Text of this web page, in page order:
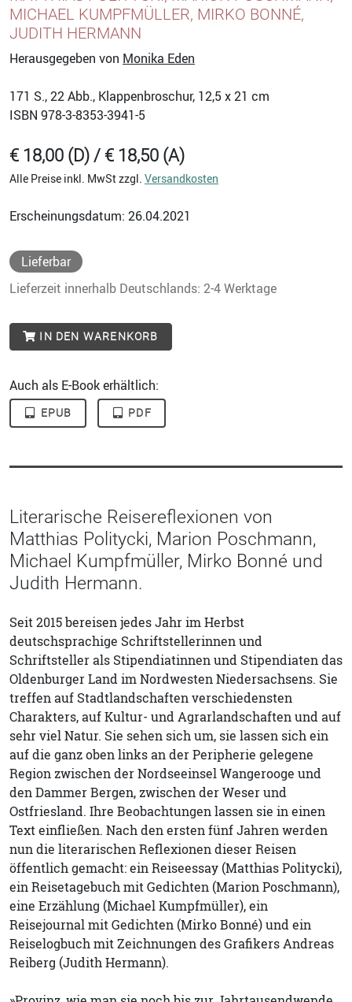
MICHAEL KUMPFMÜLLER, MIRKO BONNÉ,
JUDITH HERMANN
Herausgegeben von Monika Eden
171 S., 22 Abb., Klappenbroschur, 12,5 x 21 cm
ISBN 978-3-8353-3941-5
€ 18,00 (D) / € 18,50 (A)
Alle Preise inkl. MwSt zzgl. Versandkosten
Erscheinungsdatum: 26.04.2021
Lieferbar
Lieferzeit innerhalb Deutschlands: 2-4 Werktage
IN DEN WARENKORB
Auch als E-Book erhältlich:
EPUB PDF
Literarische Reisereflexionen von
Matthias Politycki, Marion Poschmann,
Michael Kumpfmüller, Mirko Bonné und
Judith Hermann.
Seit 2015 bereisen jedes Jahr im Herbst
deutschsprachige Schriftstellerinnen und
Schriftsteller als Stipendiatinnen und Stipendiaten das
Oldenburger Land im Nordwesten Niedersachsens. Sie
treffen auf Stadtlandschaften verschiedensten
Charakters, auf Kultur- und Agrarlandschaften und auf
sehr viel Natur. Sie sehen sich um, sie lassen sich ein
auf die ganz oben links an der Peripherie gelegene
Region zwischen der Nordseeinsel Wangerooge und
den Dammer Bergen, zwischen der Weser und
Ostfriesland. Ihre Beobachtungen lassen sie in einen
Text einfließen. Nach den ersten fünf Jahren werden
nun die literarischen Reflexionen dieser Reisen
öffentlich gemacht: ein Reiseessay (Matthias Politycki),
ein Reisetagebuch mit Gedichten (Marion Poschmann),
eine Erzählung (Michael Kumpfmüller), ein
Reisejournal mit Gedichten (Mirko Bonné) und ein
Reiselogbuch mit Zeichnungen des Grafikers Andreas
Reiberg (Judith Hermann).